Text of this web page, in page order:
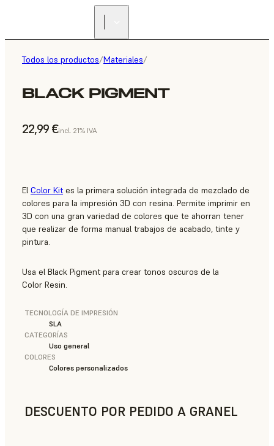
Todos los productos/Materiales/
BLACK PIGMENT
22,99 €incl. 21% IVA
El Color Kit es la primera solución integrada de mezclado de
colores para la impresión 3D con resina. Permite imprimir en
3D con una gran variedad de colores que te ahorran tener
que realizar de forma manual trabajos de acabado, tinte y
pintura.
Usa el Black Pigment para crear tonos oscuros de la
Color Resin.
TECNOLOGÍA DE IMPRESIÓN
SLA
CATEGORÍAS
Uso general
COLORES
Colores personalizados
DESCUENTO POR PEDIDO A GRANEL